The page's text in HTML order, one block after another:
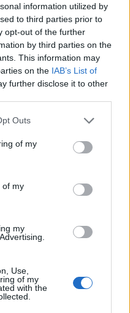
information utilized by
to third parties prior to
opt-out of the further
by third parties on the
This information may
on the IAB’s List of
further disclose it to other
Outs
of my
of my
my
Use,
of my
with the
ΚΑΤΗΓΟΡΙΑ
στο σώμα σας αν
για 30 ημέρες
ψυχική
2026